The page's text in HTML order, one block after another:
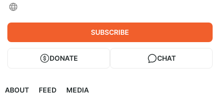
SUBSCRIBE
DONATE CHAT
ABOUT FEED MEDIA